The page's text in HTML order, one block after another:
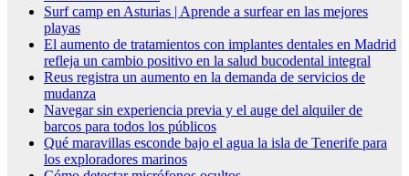
Surf camp en Asturias | Aprende a surfear en las mejores
playas
El aumento de tratamientos con implantes dentales en Madrid
refleja un cambio positivo en la salud bucodental integral
Reus registra un aumento en la demanda de servicios de
mudanza
Navegar sin experiencia previa y el auge del alquiler de
barcos para todos los públicos
Qué maravillas esconde bajo el agua la isla de Tenerife para
los exploradores marinos